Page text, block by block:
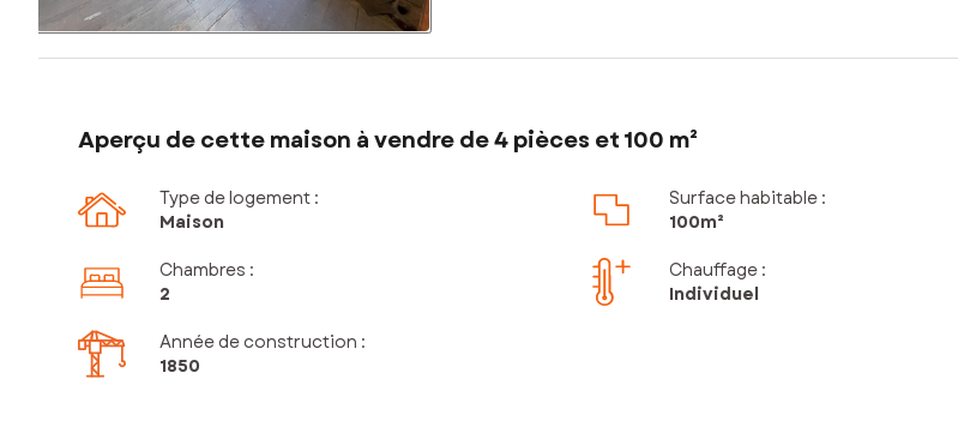
Aperçu de cette maison à vendre de 4 pièces et 100 m²
Type de logement :
Maison
Surface habitable :
100m²
Chambres :
2
Chauffage :
Individuel
Année de construction :
1850